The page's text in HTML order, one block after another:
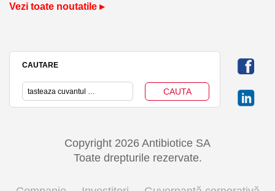
Vezi toate noutatile ▸
CAUTARE
Copyright 2026 Antibiotice SA
Toate drepturile rezervate.